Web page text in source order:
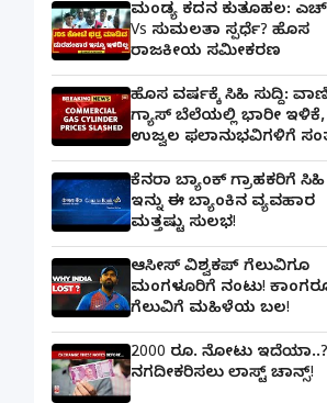
ಮಂಡ್ಯ ಕದನ ಕುತೂಹಲ:
Vs ಸುಮಲತಾ ಸ್ಪರ್ಧೆ? ಹೊಸ
ರಾಜಕೀಯ ಸಮೀಕರಣ
ಹೊಸ ವರ್ಷಕ್ಕೆ ಸಿಹಿ ಸುದ್ದಿ:
ಗ್ಯಾಸ್‌ ಬೆಲೆಯಲ್ಲಿ ಭಾರೀ ಇಳಿಕೆ,
ಉಜ್ವಲ ಫಲಾನುಭವಿಗಳಿಗೆ
ಕೆನರಾ ಬ್ಯಾಂಕ್‌ ಗ್ರಾಹಕರಿಗೆ ಸಿಹಿ
ಇನ್ನು ಈ ಬ್ಯಾಂಕಿನ ವ್ಯವಹಾರ
ಮತ್ತಷ್ಟು ಸುಲಭ!
ಆಸೀಸ್ ವಿಶ್ವಕಪ್ ಗೆಲುವಿಗೂ
ಮಂಗಳೂರಿಗೆ ನಂಟು!
ಗೆಲುವಿಗೆ ಮಹಿಳೆಯ ಬಲ!
2000 ರೂ. ನೋಟು ಇದೆಯಾ..?
ನಗದೀಕರಿಸಲು ಲಾಸ್ಟ್‌ ಚಾನ್ಸ್‌!